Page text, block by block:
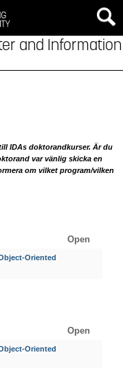
and Information
IDAs doktorandkurser. Är du
var vänlig skicka en
om vilket program/vilken
Open
Oriented
Open
Oriented